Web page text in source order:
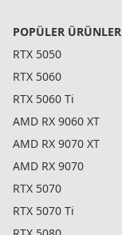
POPÜLER ÜRÜNLER
RTX 5050
RTX 5060
RTX 5060 Ti
AMD RX 9060 XT
AMD RX 9070 XT
AMD RX 9070
RTX 5070
RTX 5070 Ti